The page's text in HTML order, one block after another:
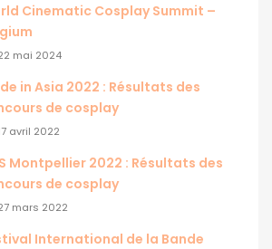
Cinematic Cosplay Summit –
mai 2024
in Asia 2022 : Résultats des
de cosplay
avril 2022
Montpellier 2022 : Résultats des
de cosplay
mars 2022
International de la Bande